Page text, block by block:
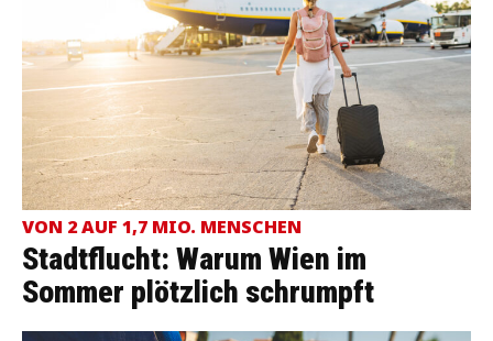
VON 2 AUF 1,7 MIO. MENSCHEN
Stadtflucht: Warum Wien im
Sommer plötzlich schrumpft